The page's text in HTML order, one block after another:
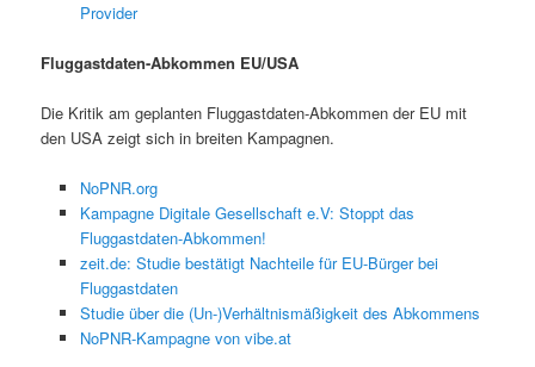
Provider
Fluggastdaten-Abkommen EU/USA
Die Kritik am geplanten Fluggastdaten-Abkommen der EU mit
den USA zeigt sich in breiten Kampagnen.
NoPNR.org
Kampagne Digitale Gesellschaft e.V: Stoppt das
Fluggastdaten-Abkommen!
zeit.de: Studie bestätigt Nachteile für EU-Bürger bei
Fluggastdaten
Studie über die (Un-)Verhältnismäßigkeit des Abkommens
NoPNR-Kampagne von vibe.at